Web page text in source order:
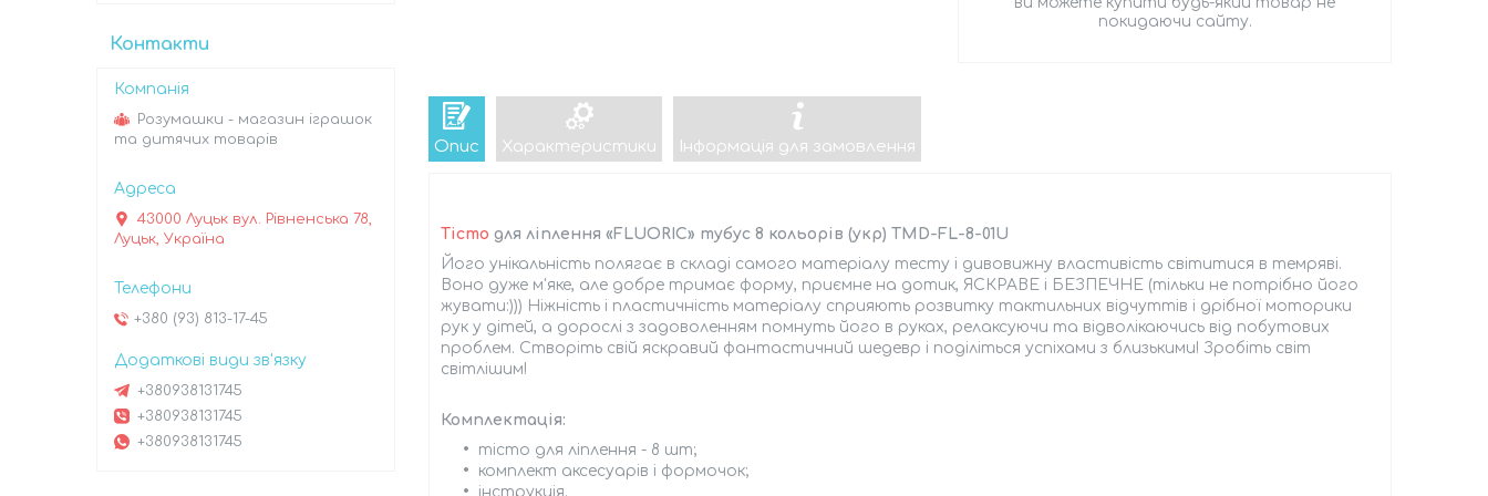
покидаючи сайту.
Опис Характеристики Інформація для замовлення
Тісто для ліплення «FLUORIC» тубус 8 кольорів (укр) TMD-FL-8-01U
Його унікальність полягає в складі самого матеріалу тесту і дивовижну властивість світитися в темряві.
Воно дуже м'яке, але добре тримає форму, приємне на дотик, ЯСКРАВЕ і БЕЗПЕЧНЕ (тільки не потрібно його
жувати:))) Ніжність і пластичність матеріалу сприяють розвитку тактильних відчуттів і дрібної моторики
рук у дітей, а дорослі з задоволенням помнуть його в руках, релаксуючи та відволікаючись від побутових
проблем. Створіть свій яскравий фантастичний шедевр і поділіться успіхами з близькими! Зробіть світ
світлішим!
Комплектація:
тісто для ліплення - 8 шт;
комплект аксесуарів і формочок;
інструкція.
Контакти
Розумашки - магазин іграшок
та дитячих товарів
43000 Луцьк вул. Рівненська 78,
Луцьк, Україна
+380 (93) 813-17-45
+380938131745
+380938131745
+380938131745